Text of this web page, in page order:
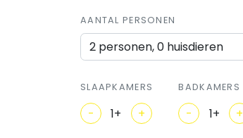
AANTAL PERSONEN
2 personen, 0 huisdieren
SLAAPKAMERS
- +
BADKAMERS
- +